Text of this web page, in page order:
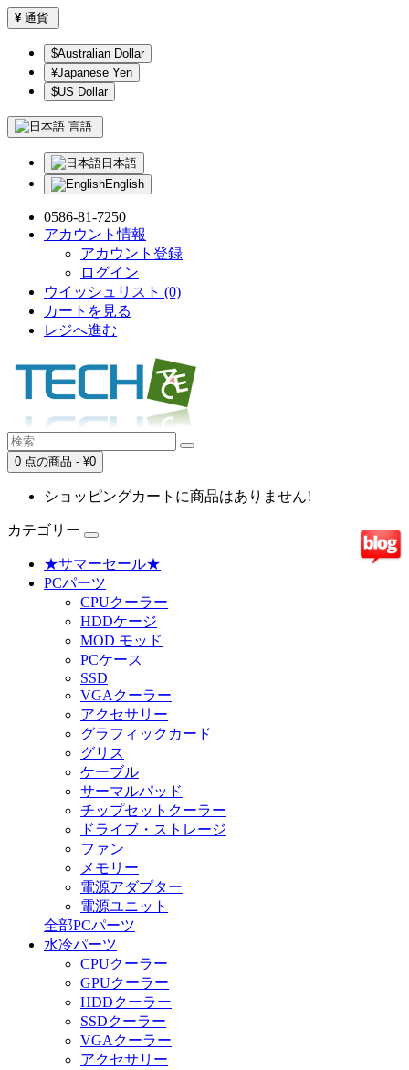
¥ 通貨
$Australian Dollar
¥Japanese Yen
$US Dollar
言語
日本語
English
0586-81-7250
アカウント情報
アカウント登録
ログイン
ウイッシュリスト (0)
カートを見る
レジへ進む
0 点の商品 - ¥0
ショッピングカートに商品はありません!
カテゴリー
★サマーセール★
PCパーツ
CPUクーラー
HDDケージ
MOD モッド
PCケース
SSD
VGAクーラー
アクセサリー
グラフィックカード
グリス
ケーブル
サーマルパッド
チップセットクーラー
ドライブ・ストレージ
ファン
メモリー
電源アダプター
電源ユニット
全部PCパーツ
水冷パーツ
CPUクーラー
GPUクーラー
HDDクーラー
SSDクーラー
VGAクーラー
アクセサリー